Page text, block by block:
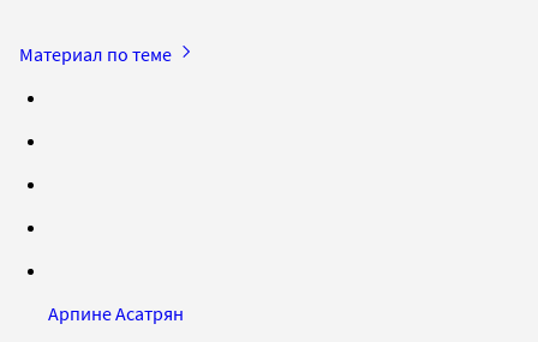
Материал по теме
Арпине Асатрян